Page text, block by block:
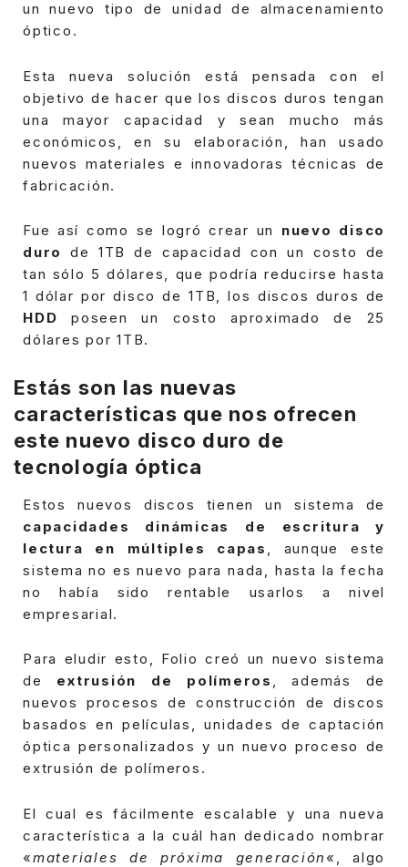
un nuevo tipo de unidad de almacenamiento
óptico.
Esta nueva solución está pensada con el
objetivo de hacer que los discos duros tengan
una mayor capacidad y sean mucho más
económicos, en su elaboración, han usado
nuevos materiales e innovadoras técnicas de
fabricación.
Fue así como se logró crear un nuevo disco
durode 1TB de capacidad con un costo de
tan sólo 5 dólares, que podría reducirse hasta
1 dólar por disco de 1TB, los discos duros de
HDD poseen un costo aproximado de 25
dólares por 1TB.
Estás son las nuevas
características que nos ofrecen
este nuevo disco duro de
tecnología óptica
Estos nuevos discos tienen un sistema de
capacidades dinámicas de escritura y
lectura en múltiples capas , aunque este
sistema no es nuevo para nada, hasta la fecha
no había sido rentable usarlos a nivel
empresarial.
Para eludir esto, Folio creó un nuevo sistema
de
extrusión de polímeros , además de
nuevos procesos de construcción de discos
basados en películas, unidades de captación
óptica personalizados y un nuevo proceso de
extrusión de polímeros.
El cual es fácilmente escalable y una nueva
característica a la cuál han dedicado nombrar
«materiales de próxima generación «, algo